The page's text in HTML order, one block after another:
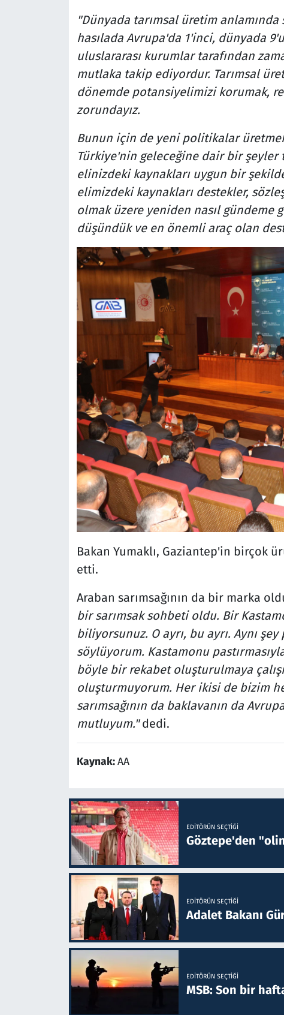
"Dünyada tarımsal üretim anlamında
hasılada Avrupa'da 1'inci, dünyada
uluslararası kurumlar tarafından
mutlaka takip ediyordur. Tarımsal
dönemde potansiyelimizi korumak,
zorundayız.
Bunun için de yeni politikalar
Türkiye'nin geleceğine dair bir şeyler
elinizdeki kaynakları uygun bir
elimizdeki kaynakları destekler,
olmak üzere yeniden nasıl gündeme
düşündük ve en önemli araç olan
Bakan Yumaklı, Gaziantep'in birçok
etti.
Araban sarımsağının da bir marka
bir sarımsak sohbeti oldu. Bir
biliyorsunuz. O ayrı, bu ayrı. Aynı
söylüyorum. Kastamonu
böyle bir rekabet oluşturulmaya
oluşturmuyorum. Her ikisi de bizim
sarımsağının da baklavanın da
mutluyum."dedi.
Kaynak:AA
EDITÖRÜN SEÇTIĞI
Göztepe'den
EDITÖRÜN SEÇTIĞI
Adalet Bakanı
EDITÖRÜN SEÇTIĞI
MSB: Son bir